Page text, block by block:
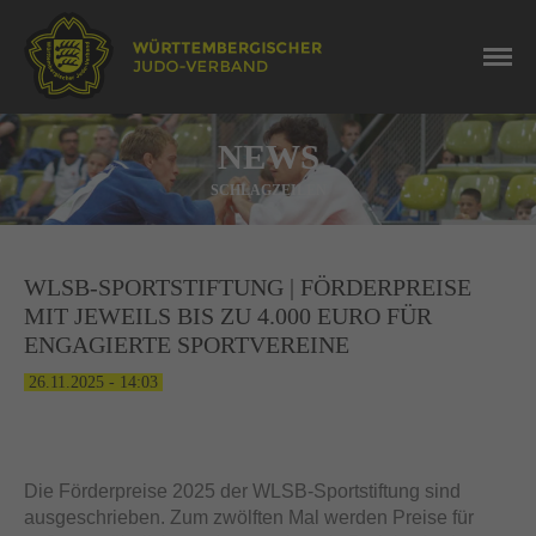
NEWS
SCHLAGZEILEN
WLSB-SPORTSTIFTUNG | FÖRDERPREISE
MIT JEWEILS BIS ZU 4.000 EURO FÜR
ENGAGIERTE SPORTVEREINE
26.11.2025 - 14:03
Die Förderpreise 2025 der WLSB-Sportstiftung sind
ausgeschrieben. Zum zwölften Mal werden Preise für